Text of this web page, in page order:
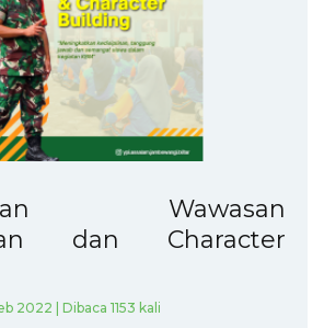
Wawasan
dan Character
2022 | Dibaca 1153 kali